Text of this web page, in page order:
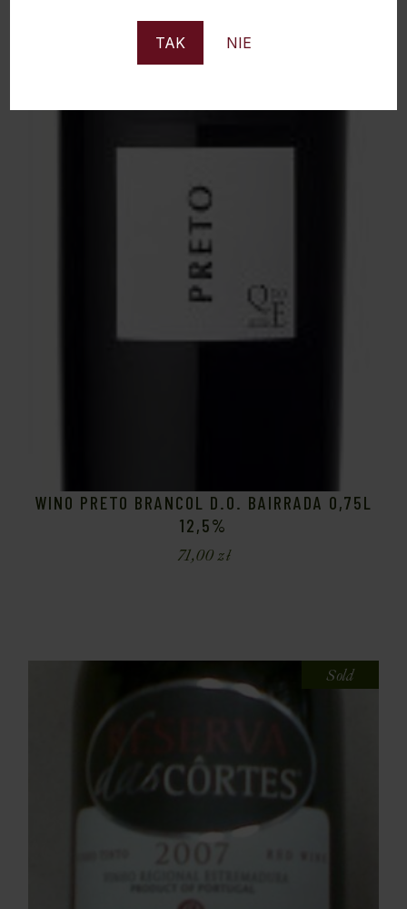
TAK NIE
WINO PRETO BRANCOL D.O. BAIRRADA 0,75L
12,5%
71,00zł
Sold